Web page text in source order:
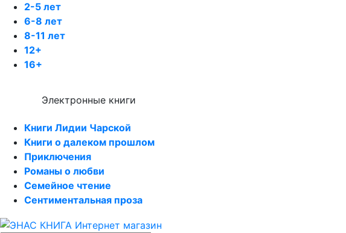
2-5 лет
6-8 лет
8-11 лет
12+
16+
Электронные книги
Книги Лидии Чарской
Книги о далеком прошлом
Приключения
Романы о любви
Семейное чтение
Сентиментальная проза